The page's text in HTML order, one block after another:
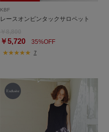
KBF
レースオンピンタックサロペット
￥5,72035%OFF
7